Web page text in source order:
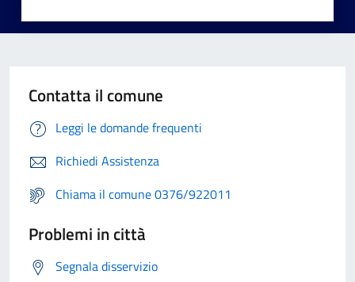
Contatta il comune
Leggi le domande frequenti
Richiedi Assistenza
Chiama il comune 0376/922011
Problemi in città
Segnala disservizio